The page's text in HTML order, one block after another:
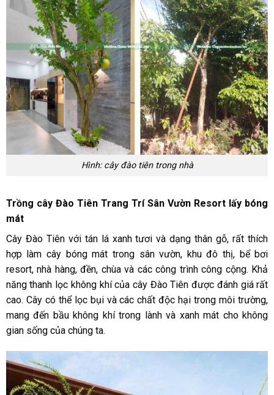
Hình: cây đào tiên trong nhà
Trồng cây Đào Tiên Trang Trí Sân Vườn Resort lấy bóng
mát
Cây Đào Tiên với tán lá xanh tươi và dạng thân gỗ, rất thích
hợp làm cây bóng mát trong sân vườn, khu đô thị, bể bơi
resort, nhà hàng, đền, chùa và các công trình công cộng. Khả
năng thanh lọc không khí của cây Đào Tiên được đánh giá rất
cao. Cây có thể lọc bụi và các chất độc hại trong môi trường,
mang đến bầu không khí trong lành và xanh mát cho không
gian sống của chúng ta.